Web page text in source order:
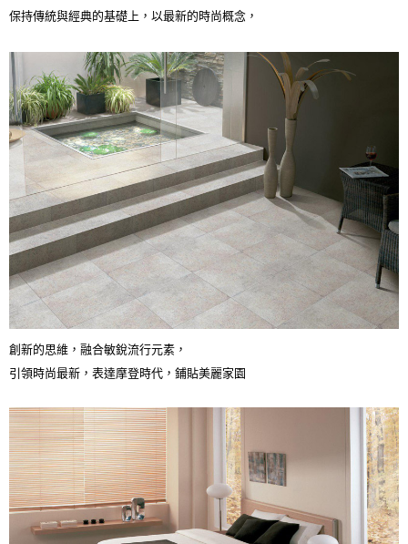
保持傳統與經典的基礎上，以最新的時尚概念，
創新的思維，融合敏銳流行元素，
引領時尚最新，表達摩登時代，鋪貼美麗家園